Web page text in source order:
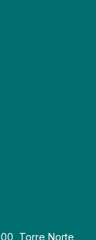
Torre Norte